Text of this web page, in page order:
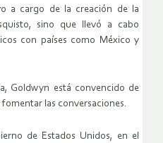
a cargo de la creación de la
sino que llevó a cabo
con países como México y
Goldwyn está convencido de
las conversaciones.
de Estados Unidos, en el